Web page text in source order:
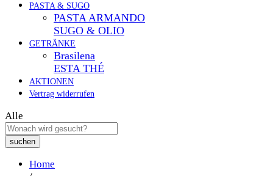
PASTA & SUGO
PASTA ARMANDO
SUGO & OLIO
GETRÄNKE
Brasilena
ESTA THÉ
AKTIONEN
Vertrag widerrufen
Alle
suchen
Home